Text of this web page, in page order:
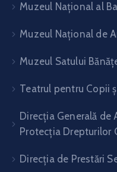
Muzeul Național al
Muzeul Național de
Muzeul Satului
Teatrul pentru Copii
Direcția Generală de
Protecția Drepturilor
Direcţia de Prestări